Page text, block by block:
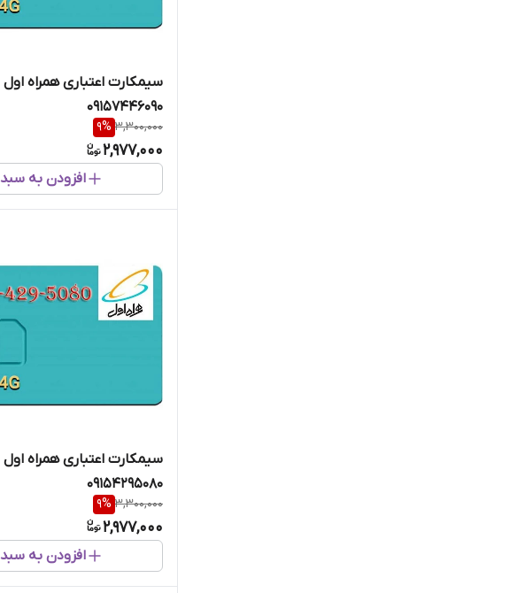
سیمکارت اعتباری همراه اول
09157446090
3,300,000
9%
2,977,000
افزودن به سبد
سیمکارت اعتباری همراه اول
09154295080
3,300,000
9%
2,977,000
افزودن به سبد